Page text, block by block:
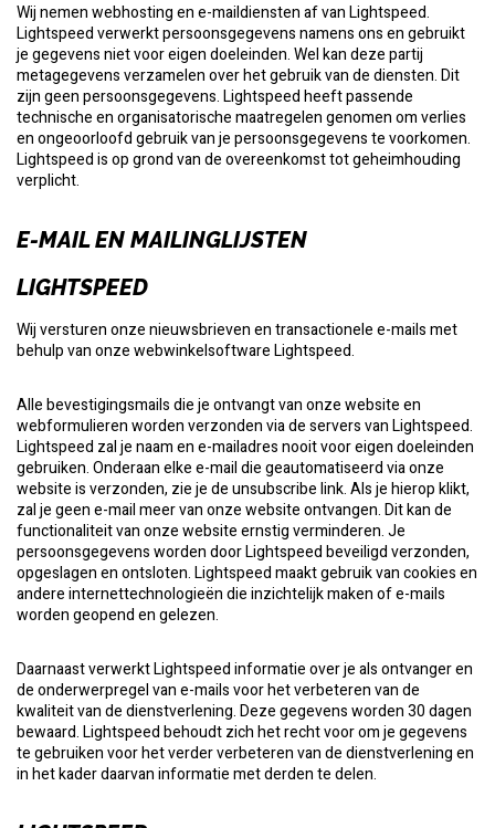
Wij nemen webhosting en e-maildiensten af van Lightspeed.
Lightspeed verwerkt persoonsgegevens namens ons en gebruikt
je gegevens niet voor eigen doeleinden. Wel kan deze partij
metagegevens verzamelen over het gebruik van de diensten. Dit
zijn geen persoonsgegevens. Lightspeed heeft passende
technische en organisatorische maatregelen genomen om verlies
en ongeoorloofd gebruik van je persoonsgegevens te voorkomen.
Lightspeed is op grond van de overeenkomst tot geheimhouding
verplicht.
E-MAIL EN MAILINGLIJSTEN
LIGHTSPEED
Wij versturen onze nieuwsbrieven en transactionele e-mails met
behulp van onze webwinkelsoftware Lightspeed.
Alle bevestigingsmails die je ontvangt van onze website en
webformulieren worden verzonden via de servers van Lightspeed.
Lightspeed zal je naam en e-mailadres nooit voor eigen doeleinden
gebruiken. Onderaan elke e-mail die geautomatiseerd via onze
website is verzonden, zie je de unsubscribe link. Als je hierop klikt,
zal je geen e-mail meer van onze website ontvangen. Dit kan de
functionaliteit van onze website ernstig verminderen. Je
persoonsgegevens worden door Lightspeed beveiligd verzonden,
opgeslagen en ontsloten. Lightspeed maakt gebruik van cookies en
andere internettechnologieën die inzichtelijk maken of e-mails
worden geopend en gelezen.
Daarnaast verwerkt Lightspeed informatie over je als ontvanger en
de onderwerpregel van e-mails voor het verbeteren van de
kwaliteit van de dienstverlening. Deze gegevens worden 30 dagen
bewaard. Lightspeed behoudt zich het recht voor om je gegevens
te gebruiken voor het verder verbeteren van de dienstverlening en
in het kader daarvan informatie met derden te delen.